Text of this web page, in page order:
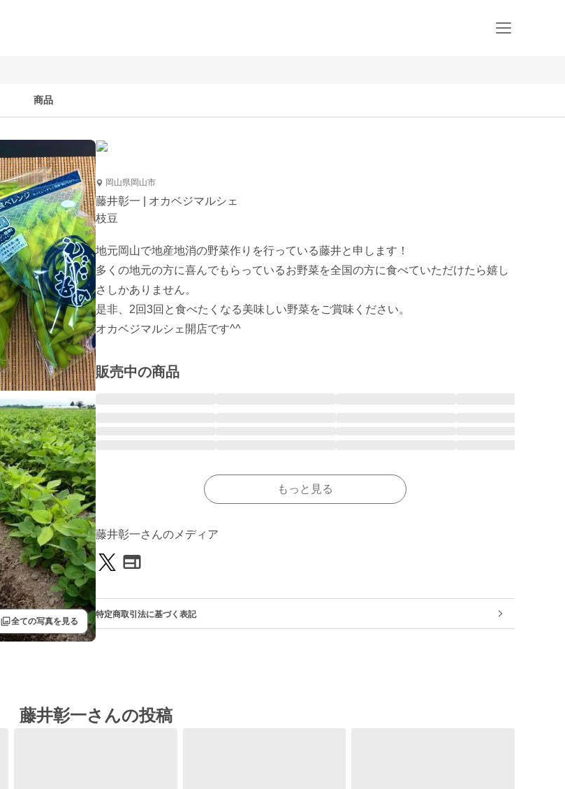
商品
filter全ての写真を見る
岡山県岡山市
藤井彰一 | オカベジマルシェ
枝豆
地元岡山で地産地消の野菜作りを行っている藤井と申します！
多くの地元の方に喜んでもらっているお野菜を全国の方に食べていただけたら嬉し
さしかありません。
是非、2回3回と食べたくなる美味しい野菜をご賞味ください。
オカベジマルシェ開店です^^
販売中の商品
もっと見る
藤井彰一さんのメディア
特定商取引法に基づく表記
藤井彰一さんの投稿